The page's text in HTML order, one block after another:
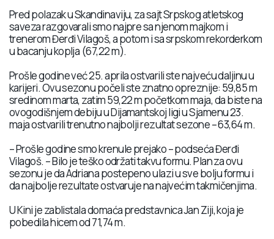
Pred polazak u Skandinaviju, za sajt Srpskog atletskog
saveza razgovarali smo najpre sa njenom majkom i
trenerom Đerđi Vilagoš, a potom i sa srpskom rekorderkom
u bacanju koplja (67,22 m).
Prošle godine već 25. aprila ostvarili ste najveću daljinu u
karijeri. Ovu sezonu počeli ste znatno opreznije: 59,85 m
sredinom marta, zatim 59,22 m početkom maja, da biste na
ovogodišnjem debiju u Dijamantskoj ligi u Sjamenu 23.
maja ostvarili trenutno najbolji rezultat sezone – 63,64 m.
– Prošle godine smo krenule prejako – podseća Đerđi
Vilagoš. – Bilo je teško održati takvu formu. Plan za ovu
sezonu je da Adriana postepeno ulazi u sve bolju formu i
da najbolje rezultate ostvaruje na najvećim takmičenjima.
U Kini je zablistala domaća predstavnica Jan Ziji, koja je
pobedila hicem od 71,74 m.